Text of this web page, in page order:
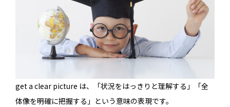
get a clear picture は、「状況をはっきりと理解する」「全
体像を明確に把握する」という意味の表現です。